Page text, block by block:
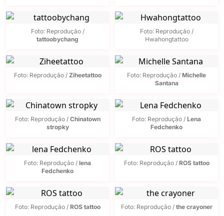
Foto: Reprodução /
tattoobychang
Foto: Reprodução /
Hwahongtattoo
Foto: Reprodução / Ziheetattoo Foto: Reprodução / Michelle
Santana
Foto: Reprodução / Chinatown
stropky
Foto: Reprodução / Lena
Fedchenko
Foto: Reprodução / lena
Fedchenko
Foto: Reprodução / ROS tattoo
Foto: Reprodução / ROS tattoo Foto: Reprodução / the crayoner